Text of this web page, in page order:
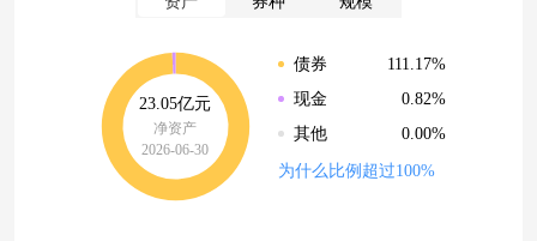
23.05亿元
净资产
2026-06-30
债券
111.17%
现金
0.82%
其他
0.00%
为什么比例超过100%